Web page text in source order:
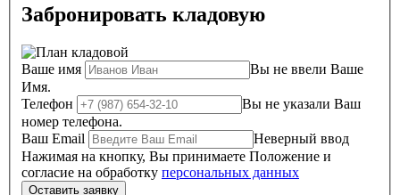
Забронировать кладовую
Ваше имя
Вы не ввели Ваше
Имя.
Телефон
Вы не указали Ваш
номер телефона.
Ваш Email
Неверный ввод
Нажимая на кнопку, Вы принимаете Положение и
согласие на обработку персональных данных